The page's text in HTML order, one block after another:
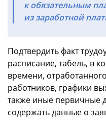
к обязательным
из заработной
Подтвердить факт
расписание, табель, в
времени,
работников, графики
также иные первичные
содержать данные о